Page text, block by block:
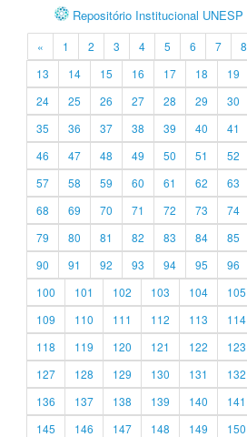
Repositório Institucional UNESP
« 1 2 3 4 5 6 7 8
13
14 15 16 17 18 19
24
25 26 27 28 29 30
35
36 37 38 39 40 41
46
47 48 49 50 51 52
57
58 59 60 61 62 63
68
69 70 71 72 73 74
79
80 81 82 83 84 85
90
91 92 93 94 95 96
100
101 102 103 104 105
109
110 111 112 113 114
118
119 120 121 122 123
127
128 129 130 131 132
136
137 138 139 140 141
145
146 147 148 149 150